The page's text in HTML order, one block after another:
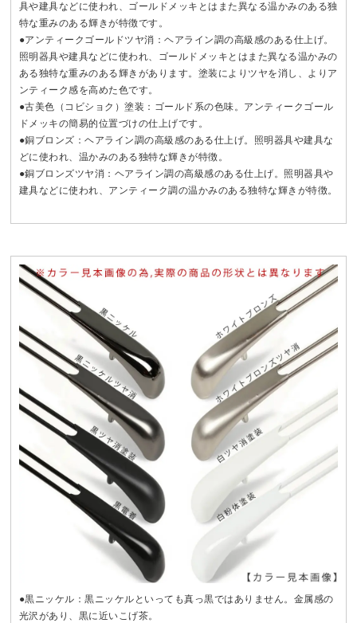
具や建具などに使われ、ゴールドメッキとはまた異なる温かみのある独
特な重みのある輝きが特徴です。
●アンティークゴールドツヤ消：ヘアライン調の高級感のある仕上げ。
照明器具や建具などに使われ、ゴールドメッキとはまた異なる温かみの
ある独特な重みのある輝きがあります。塗装によりツヤを消し、よりア
ンティーク感を高めた色です。
●古美色（コビショク）塗装：ゴールド系の色味。アンティークゴール
ドメッキの簡易的位置づけの仕上げです。
●銅ブロンズ：ヘアライン調の高級感のある仕上げ。照明器具や建具な
どに使われ、温かみのある独特な輝きが特徴。
●銅ブロンズツヤ消：ヘアライン調の高級感のある仕上げ。照明器具や
建具などに使われ、アンティーク調の温かみのある独特な輝きが特徴。
●黒ニッケル：黒ニッケルといっても真っ黒ではありません。金属感の
光沢があり、黒に近いこげ茶。